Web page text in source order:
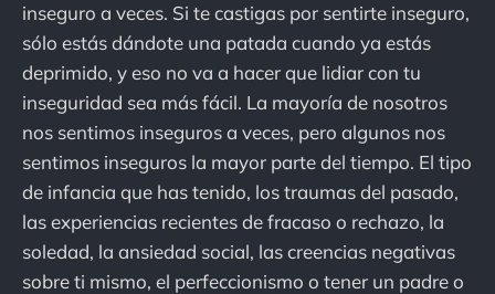
inseguro a veces. Si te castigas por sentirte inseguro,
sólo estás dándote una patada cuando ya estás
deprimido, y eso no va a hacer que lidiar con tu
inseguridad sea más fácil. La mayoría de nosotros
nos sentimos inseguros a veces, pero algunos nos
sentimos inseguros la mayor parte del tiempo. El tipo
de infancia que has tenido, los traumas del pasado,
las experiencias recientes de fracaso o rechazo, la
soledad, la ansiedad social, las creencias negativas
sobre ti mismo, el perfeccionismo o tener un padre o